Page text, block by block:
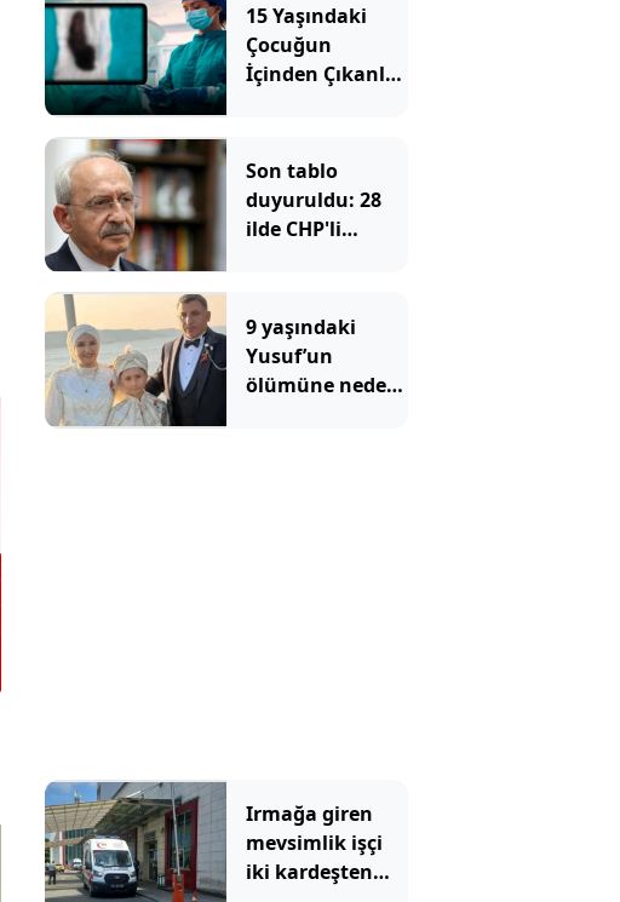
15 Yaşındaki
Çocuğun
İçinden Çıkanlar
Son tablo
duyuruldu: 28
ilde CHP'li
sayısı 232'ye
ulaştı
9 yaşındaki
Yusuf’un
ölümüne neden
Irmağa giren
mevsimlik işçi
iki kardeşten